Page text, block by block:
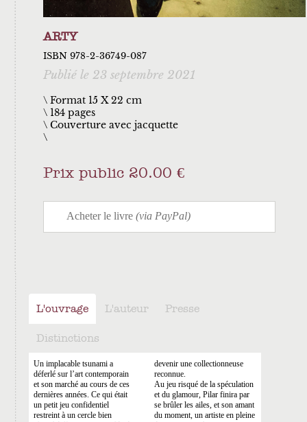
ARTY
ISBN 978-2-36749-087
Publié le 23 septembre 2021
\ Format 15 X 22 cm
184 pages
Couverture avec jacquette
Prix public 20.00 €
L'ouvrage L'auteur Presse
Distinctions
Un implacable tsunami a
déferlé sur l’art contemporain
et son marché au cours de ces
dernières années. Ce qui était
un petit jeu confidentiel
restreint à un cercle bien
devenir une collectionneuse
reconnue.
Au jeu risqué de la spéculation
et du glamour, Pilar finira par
se brûler les ailes, et son amant
du moment, un artiste en pleine